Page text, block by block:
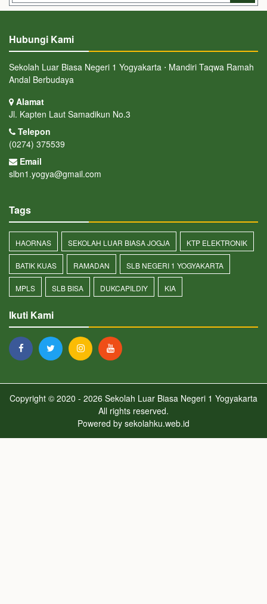
Hubungi Kami
Sekolah Luar Biasa Negeri 1 Yogyakarta ⋅ Mandiri Taqwa Ramah
Andal Berbudaya
Alamat
Jl. Kapten Laut Samadikun No.3
Telepon
(0274) 375539
Email
slbn1.yogya@gmail.com
Tags
HAORNAS SEKOLAH LUAR BIASA JOGJA KTP ELEKTRONIK
BATIK KUAS RAMADAN SLB NEGERI 1 YOGYAKARTA
MPLS SLB BISA DUKCAPILDIY KIA
Ikuti Kami
Copyright © 2020 - 2026 Sekolah Luar Biasa Negeri 1 Yogyakarta
All rights reserved.
Powered by sekolahku.web.id